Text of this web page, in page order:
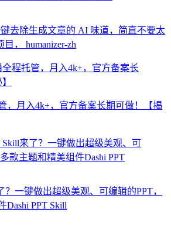
去除生成文章的 AI 味道，简直不要太
， humanizer-zh
，月入4k+，官方备案长期可做！【揭
？一键做出超级美观、可编辑的PPT，
Dashi PPT Skill